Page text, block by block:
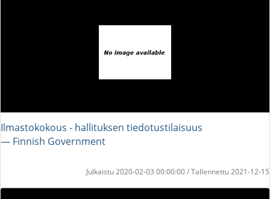
Ilmastokokous - hallituksen tiedotustilaisuus
― Finnish Government
Julkaistu 2020-02-03 00:00:00 / Tallennettu 2021-12-15